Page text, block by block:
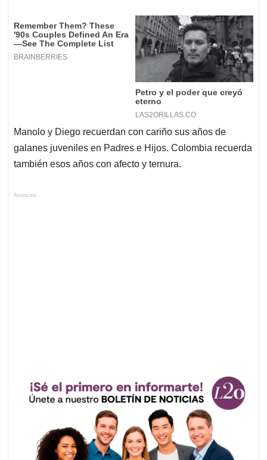
Manolo y Diego recuerdan con cariño sus años de
galanes juveniles en Padres e Hijos. Colombia recuerda
también esos años con afecto y ternura.
Anuncios.